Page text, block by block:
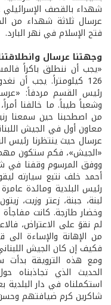
شهداء بالقصف
عرسال ثلاثة شهداء من
فتح الإسلام في نهر البارد.
وجهتنا عرسال
«يجب أن ننطلق باكراً
126 كيلومتراً. يجب
رئيس القسم مردفاً:
وشعباً طيباً. ما خالفنا
من اصطحبنا حين سمعنا
معاون أول في الجيش
عرسال حيث ينتظرنا رئيس
«الجيش»، فكم ستكون
ووفق المرسوم وقفنا في
أحمد خلف نتبع سيارته
رئيس البلدية ومائدة
لبنة، جبنة، زعتر وزيت،
وخضار طازجة. كانت
لم نقوَ على الاعتراض،
من الإهانة والإساءة الى
فكيف إن كان الجيش
ومع هذه الترويقة بدأت
الحديث الذي تجاذبناه
استكملناه في دار البلدية
شاكرين كرم ضيافتهم